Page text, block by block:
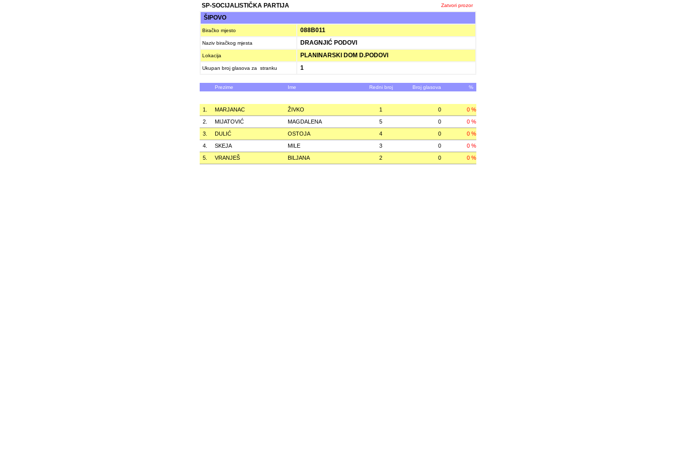
SP-SOCIJALISTIČKA PARTIJA Zatvori prozor
ŠIPOVO
Biračko mjesto 088B011
Naziv biračkog mjesta DRAGNJIĆ PODOVI
Lokacija PLANINARSKI DOM D.PODOVI
Ukupan broj glasova za stranku 1
Prezime Ime Redni broj Broj glasova %
1. MARJANAC ŽIVKO 1 0
0 %
2.
MIJATOVIĆ MAGDALENA 5 0
0 %
3.
DULIĆ OSTOJA 4 0
0 %
4.
SKEJA MILE 3 0
0 %
5.
VRANJEŠ BILJANA 2 0 0 %